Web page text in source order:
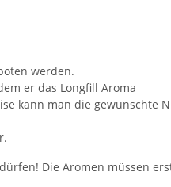
werden.
er das Longfill Aroma
kann man die gewünschte
Die Aromen müssen